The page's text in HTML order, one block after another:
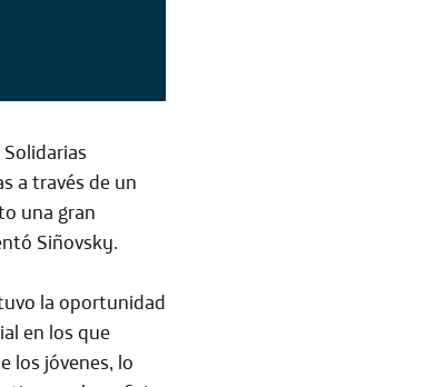
a través de un
una gran
Siñovsky.
la oportunidad
en los que
los jóvenes, lo